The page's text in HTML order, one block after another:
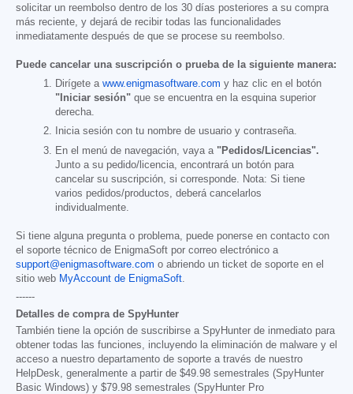
solicitar un reembolso dentro de los 30 días posteriores a su compra
más reciente, y dejará de recibir todas las funcionalidades
inmediatamente después de que se procese su reembolso.
Puede cancelar una suscripción o prueba de la siguiente manera:
Dirígete a www.enigmasoftware.com y haz clic en el botón
"Iniciar sesión" que se encuentra en la esquina superior
derecha.
Inicia sesión con tu nombre de usuario y contraseña.
En el menú de navegación, vaya a "Pedidos/Licencias".
Junto a su pedido/licencia, encontrará un botón para
cancelar su suscripción, si corresponde. Nota: Si tiene
varios pedidos/productos, deberá cancelarlos
individualmente.
Si tiene alguna pregunta o problema, puede ponerse en contacto con
el soporte técnico de EnigmaSoft por correo electrónico a
support@enigmasoftware.com o abriendo un ticket de soporte en el
sitio web MyAccount de EnigmaSoft
------
Detalles de compra de SpyHunter
También tiene la opción de suscribirse a SpyHunter de inmediato para
obtener todas las funciones, incluyendo la eliminación de malware y el
acceso a nuestro departamento de soporte a través de nuestro
HelpDesk, generalmente a partir de $49.98 semestrales (SpyHunter
Basic Windows) y $79.98 semestrales (SpyHunter Pro